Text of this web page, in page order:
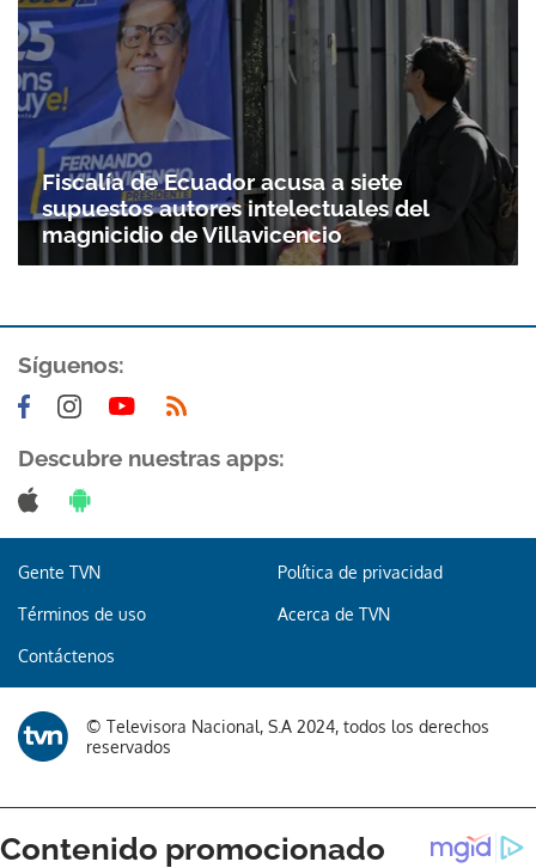
Fiscalía de Ecuador acusa a siete
supuestos autores intelectuales del
magnicidio de Villavicencio
Síguenos:
Descubre nuestras apps:
Gente TVN Política de privacidad
Términos de uso Acerca de TVN
Contáctenos
© Televisora Nacional, S.A 2024, todos los derechos
reservados